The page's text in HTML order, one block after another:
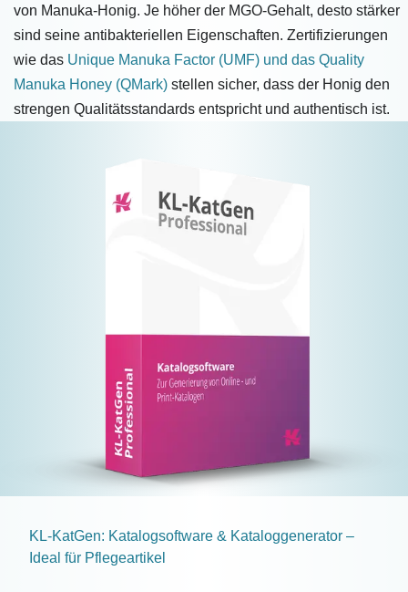
von Manuka-Honig. Je höher der MGO-Gehalt, desto stärker
sind seine antibakteriellen Eigenschaften. Zertifizierungen
wie das Unique Manuka Factor (UMF) und das Quality
Manuka Honey (QMark) stellen sicher, dass der Honig den
strengen Qualitätsstandards entspricht und authentisch ist.
KL-KatGen: Katalogsoftware & Kataloggenerator –
Ideal für Pflegeartikel